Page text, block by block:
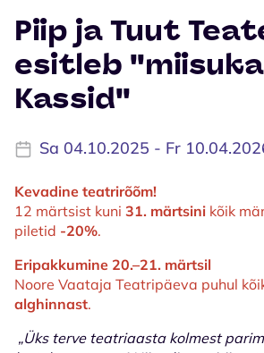
Piip ja Tuut
esitleb
Kassid''
Sa 04.10.2025 - Fr
Kevadine teatrirõõm!
12 märtsist kuni 31. märtsini kõik
piletid -20%.
Eripakkumine 20.–21. märtsil
Noore Vaataja Teatripäeva puhul
alghinnast.
„Üks terve teatriaasta kolmest